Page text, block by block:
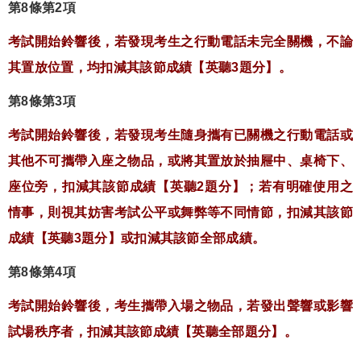
第8條第2項
考試開始鈴響後，若發現考生之行動電話未完全關機，不論
其置放位置，均扣減其該節成績【英聽3題分】。
第8條第3項
考試開始鈴響後，若發現考生隨身攜有已關機之行動電話或
其他不可攜帶入座之物品，或將其置放於抽屜中、桌椅下、
座位旁，扣減其該節成績【英聽2題分】；若有明確使用之
情事，則視其妨害考試公平或舞弊等不同情節，扣減其該節
成績【英聽3題分】或扣減其該節全部成績。
第8條第4項
考試開始鈴響後，考生攜帶入場之物品，若發出聲響或影響
試場秩序者，扣減其該節成績【英聽全部題分】。